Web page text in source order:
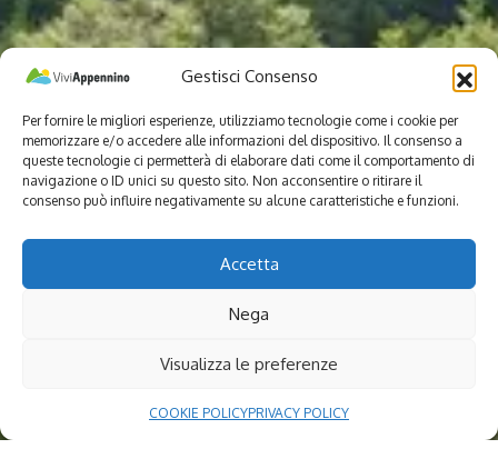
Gestisci Consenso
Per fornire le migliori esperienze, utilizziamo tecnologie come i cookie per
memorizzare e/o accedere alle informazioni del dispositivo. Il consenso a
queste tecnologie ci permetterà di elaborare dati come il comportamento di
navigazione o ID unici su questo sito. Non acconsentire o ritirare il
consenso può influire negativamente su alcune caratteristiche e funzioni.
Accetta
Nega
Visualizza le preferenze
COOKIE POLICYPRIVACY POLICY